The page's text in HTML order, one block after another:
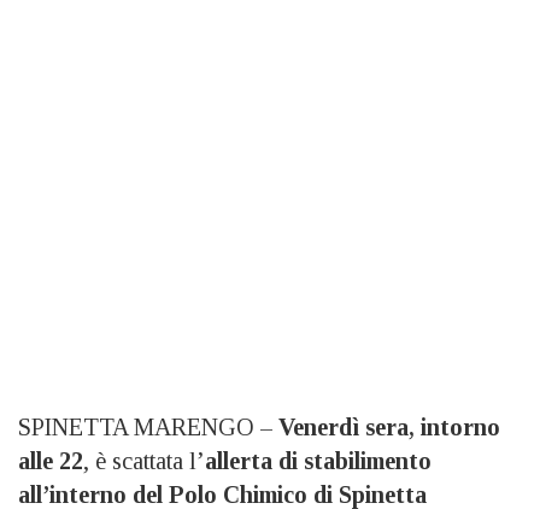
SPINETTA MARENGO – Venerdì sera, intorno
alle 22, è scattata l’allerta di stabilimento
all’interno del Polo Chimico di Spinetta